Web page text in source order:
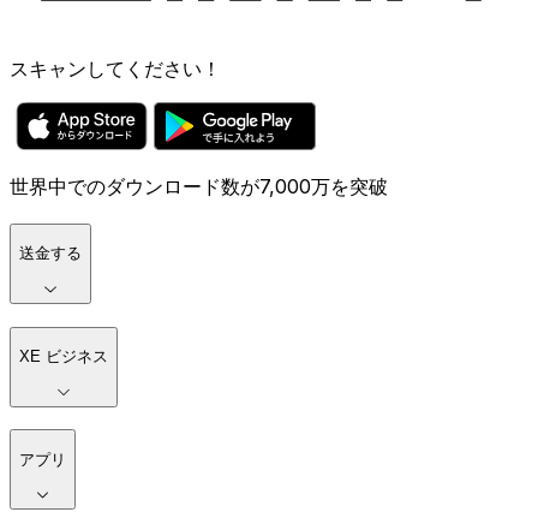
スキャンしてください！
世界中でのダウンロード数が7,000万を突破
送金する
XE ビジネス
アプリ